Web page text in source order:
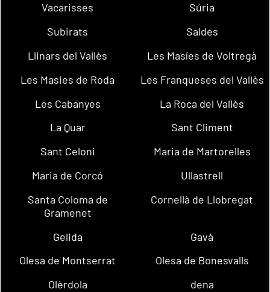
Vacarisses
Súria
Subirats
Saldes
Llinars del Vallès
Les Masíes de Voltregà
Les Masies de Roda
Les Franqueses del Vallès
Les Cabanyes
La Roca del Vallès
La Quar
Sant Climent
Sant Celoni
Maria de Martorelles
Maria de Corcó
Ullastrell
Santa Coloma de
Gramenet
Cornellà de Llobregat
Gelida
Gavà
Olesa de Montserrat
Olesa de Bonesvalls
Olèrdola
dena